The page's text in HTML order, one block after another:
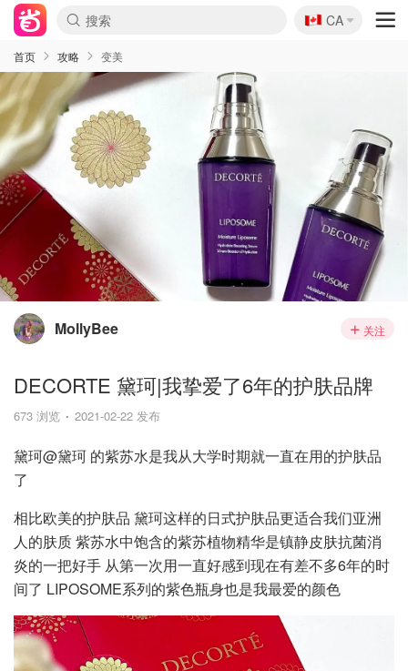
🇨🇦
CA
首页 攻略 变美
MollyBee 关注
DECORTE 黛珂|我挚爱了6年的护肤品牌
673 浏览 2021-02-22 发布
黛珂@黛珂 的紫苏水是我从大学时期就一直在用的护肤品
了
相比欧美的护肤品 黛珂这样的日式护肤品更适合我们亚洲
人的肤质 紫苏水中饱含的紫苏植物精华是镇静皮肤抗菌消
炎的一把好手 从第一次用一直好感到现在有差不多6年的时
间了 LIPOSOME系列的紫色瓶身也是我最爱的颜色